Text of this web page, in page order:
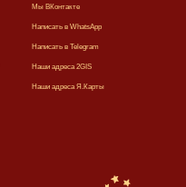
Мы ВКонтакте
Написать в WhatsApp
Написать в Telegram
Наши адреса 2GIS
Наши адреса Я.Карты